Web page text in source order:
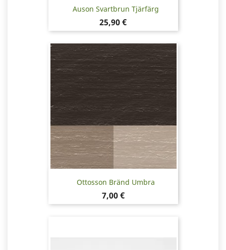
Auson Svartbrun Tjärfärg
Pris
25,90 €
Ottosson Bränd Umbra
Pris
7,00 €